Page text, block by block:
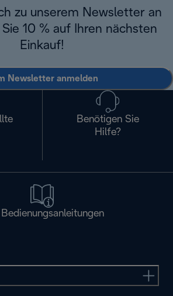
zu unserem Newsletter an
10 % auf Ihren nächsten
Einkauf!
Newsletter anmelden
Benötigen Sie
Hilfe?
Bedienungsanleitungen